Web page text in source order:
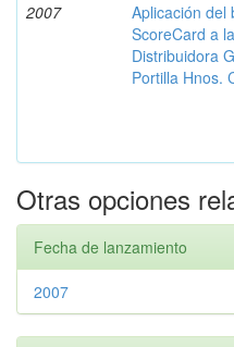
2007
Aplicación del
ScoreCard a la
Distribuidora
Portilla Hnos.
Otras opciones
Fecha de lanzamiento
2007